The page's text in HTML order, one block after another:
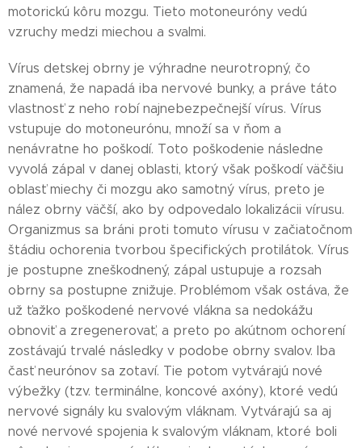
motorickú kôru mozgu. Tieto motoneuróny vedú
vzruchy medzi miechou a svalmi.
Vírus detskej obrny je výhradne neurotropný, čo
znamená, že napadá iba nervové bunky, a práve táto
vlastnosť z neho robí najnebezpečnejší vírus. Vírus
vstupuje do motoneurónu, množí sa v ňom a
nenávratne ho poškodí. Toto poškodenie následne
vyvolá zápal v danej oblasti, ktorý však poškodí väčšiu
oblasť miechy či mozgu ako samotný vírus, preto je
nález obrny väčší, ako by odpovedalo lokalizácii vírusu.
Organizmus sa bráni proti tomuto vírusu v začiatočnom
štádiu ochorenia tvorbou špecifických protilátok. Vírus
je postupne zneškodnený, zápal ustupuje a rozsah
obrny sa postupne znižuje. Problémom však ostáva, že
už ťažko poškodené nervové vlákna sa nedokážu
obnoviť a zregenerovať, a preto po akútnom ochorení
zostávajú trvalé následky v podobe obrny svalov. Iba
časť neurónov sa zotaví. Tie potom vytvárajú nové
výbežky (tzv. terminálne, koncové axóny), ktoré vedú
nervové signály ku svalovým vláknam. Vytvárajú sa aj
nové nervové spojenia k svalovým vláknam, ktoré boli